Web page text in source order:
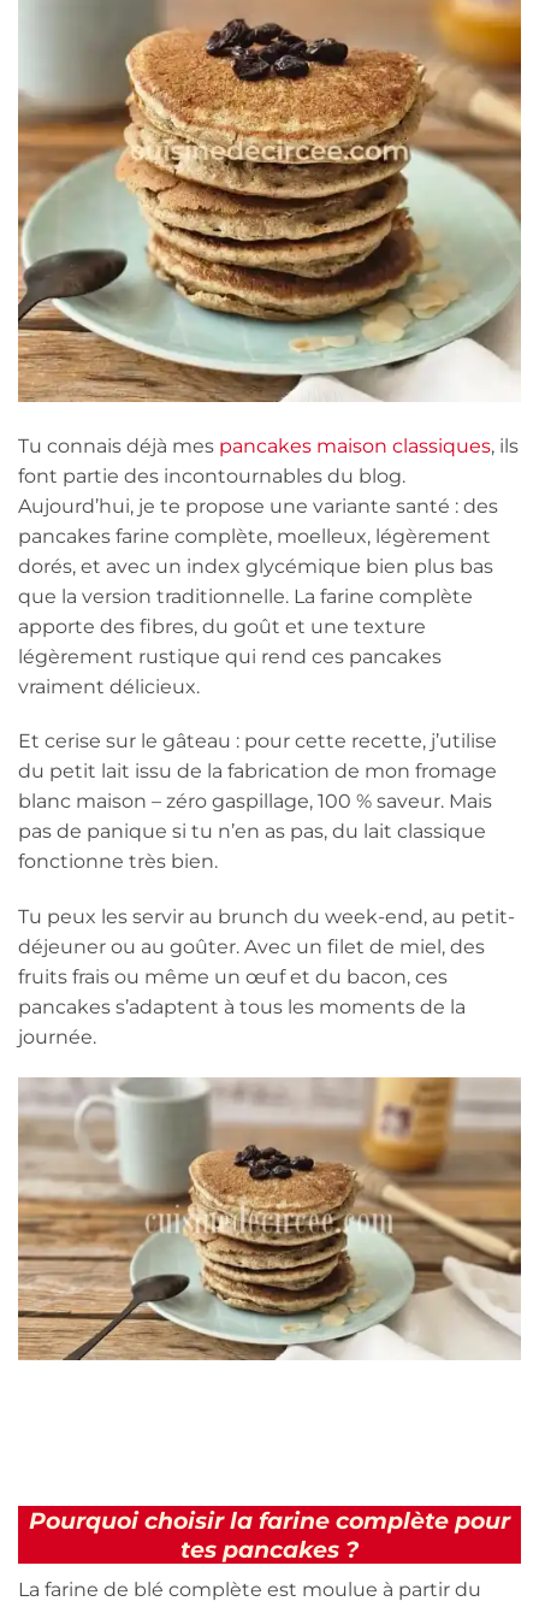
Tu connais déjà mes pancakes maison classiques, ils
font partie des incontournables du blog.
Aujourd’hui, je te propose une variante santé : des
pancakes farine complète, moelleux, légèrement
dorés, et avec un index glycémique bien plus bas
que la version traditionnelle. La farine complète
apporte des fibres, du goût et une texture
légèrement rustique qui rend ces pancakes
vraiment délicieux.
Et cerise sur le gâteau : pour cette recette, j’utilise
du petit lait issu de la fabrication de mon fromage
blanc maison – zéro gaspillage, 100 % saveur. Mais
pas de panique si tu n’en as pas, du lait classique
fonctionne très bien.
Tu peux les servir au brunch du week-end, au petit-
déjeuner ou au goûter. Avec un filet de miel, des
fruits frais ou même un œuf et du bacon, ces
pancakes s’adaptent à tous les moments de la
journée.
Pourquoi choisir la farine complète pour
tes pancakes ?
La farine de blé complète est moulue à partir du